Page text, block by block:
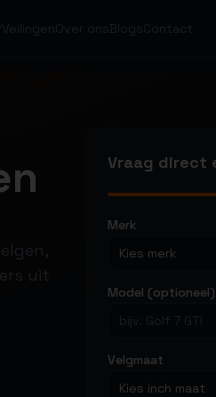
VeilingenOver ons Blogs Contact
uit
Vraag direct
Merk
Kies merk
Model (optioneel)
Velgmaat
Kies inch maat